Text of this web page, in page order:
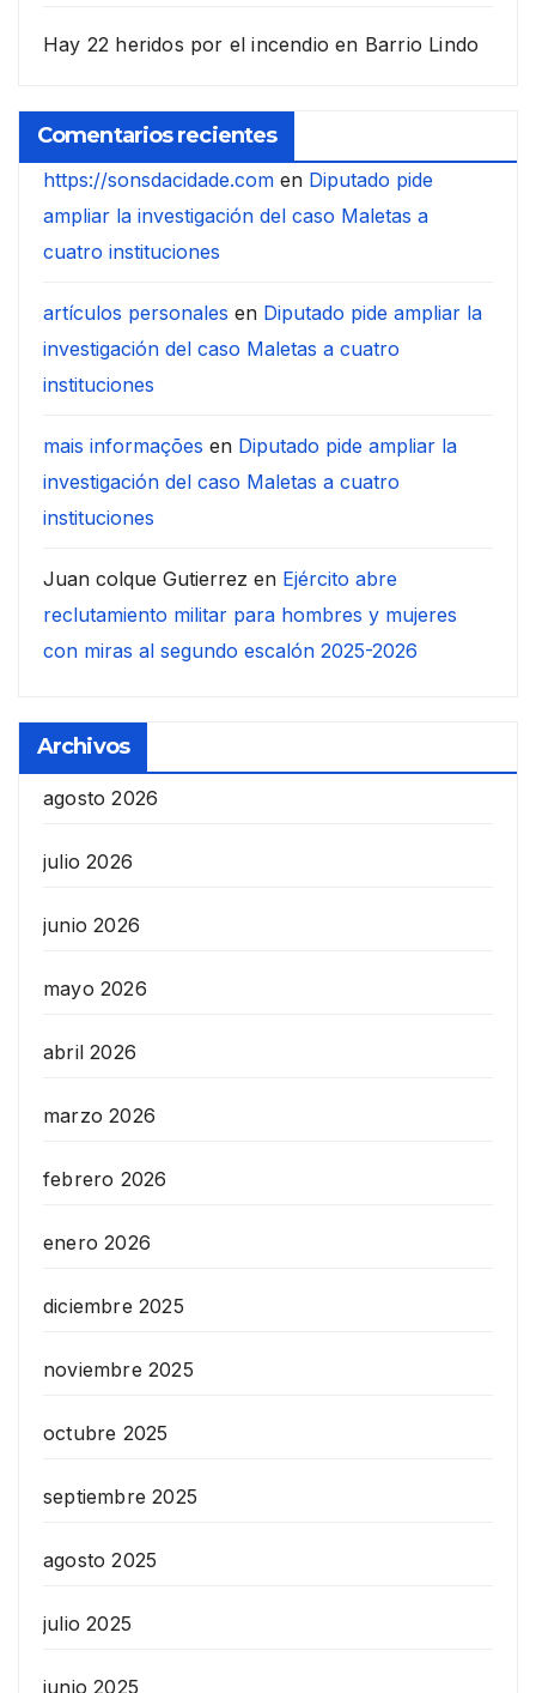
Hay 22 heridos por el incendio en Barrio Lindo
Comentarios recientes
https://sonsdacidade.com en Diputado pide
ampliar la investigación del caso Maletas a
cuatro instituciones
artículos personales en Diputado pide ampliar la
investigación del caso Maletas a cuatro
instituciones
mais informações en Diputado pide ampliar la
investigación del caso Maletas a cuatro
instituciones
Juan colque Gutierrez en Ejército abre
reclutamiento militar para hombres y mujeres
con miras al segundo escalón 2025-2026
Archivos
agosto 2026
julio 2026
junio 2026
mayo 2026
abril 2026
marzo 2026
febrero 2026
enero 2026
diciembre 2025
noviembre 2025
octubre 2025
septiembre 2025
agosto 2025
julio 2025
junio 2025